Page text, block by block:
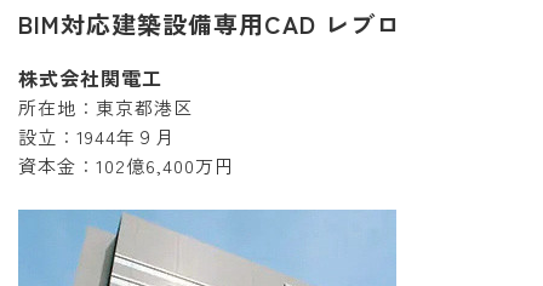
BIM対応建築設備専用CAD レブロ
株式会社関電工
所在地：東京都港区
設立：1944年９月
資本金：102億6,400万円